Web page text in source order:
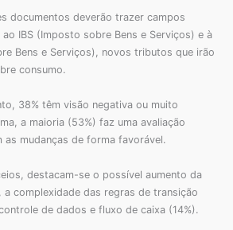
documentos deverão trazer campos
IBS (Imposto sobre Bens e Serviços) e à
Bens e Serviços), novos tributos que irão
consumo.
38% têm visão negativa ou muito
a maioria (53%) faz uma avaliação
as mudanças de forma favorável.
destacam-se o possível aumento da
complexidade das regras de transição
de dados e fluxo de caixa (14%).